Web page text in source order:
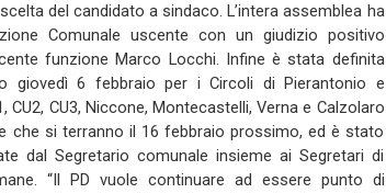
del candidato a sindaco. L’intera assemblea ha
Comunale uscente con un giudizio positivo
funzione Marco Locchi. Infine è stata definita
giovedì 6 febbraio per i Circoli di Pierantonio e
CU3, Niccone, Montecastelli, Verna e Calzolaro
che si terranno il 16 febbraio prossimo, ed è stato
dal Segretario comunale insieme ai Segretari di
“Il PD vuole continuare ad essere punto di